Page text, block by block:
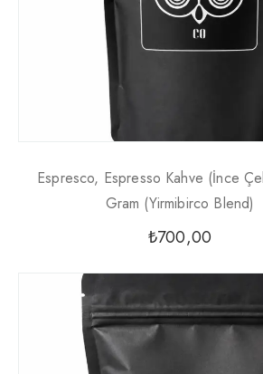
Espresco, Espresso Kahve (İnce
Gram (Yirmibirco Blend)
₺700,00